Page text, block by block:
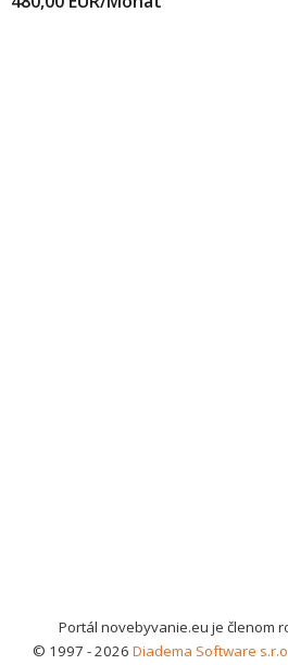
Portál novebyvanie.eu je členom
© 1997 - 2026 Diadema Software